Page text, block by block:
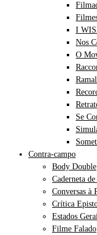
I
Nos
O
Se
Contra-campo
Body Double
Caderneta
Conversas à
Crítica
Estados
Filme Falado